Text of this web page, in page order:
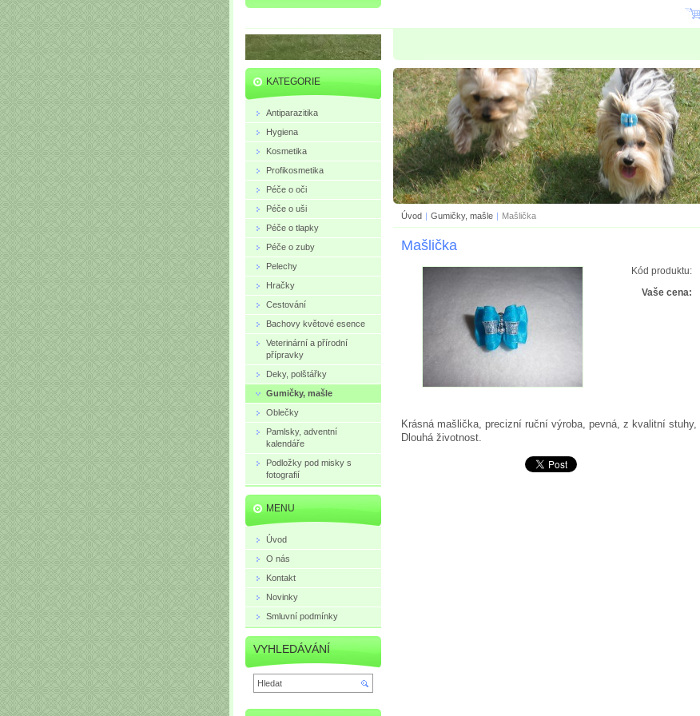
Úvod | Gumičky, mašle | Mašlička
Mašlička
Kód produktu:
Vaše cena:
Krásná mašlička, precizní ruční výroba, pevná, z kvalitní stuhy,
Dlouhá životnost.
KATEGORIE
Antiparazitika
Hygiena
Kosmetika
Profikosmetika
Péče o oči
Péče o uši
Péče o tlapky
Péče o zuby
Pelechy
Hračky
Cestování
Bachovy květové esence
Veterinární a přírodní
přípravky
Deky, polštářky
Gumičky, mašle
Oblečky
Pamlsky, adventní
kalendáře
Podložky pod misky s
fotografií
MENU
Úvod
O nás
Kontakt
Novinky
Smluvní podmínky
VYHLEDÁVÁNÍ